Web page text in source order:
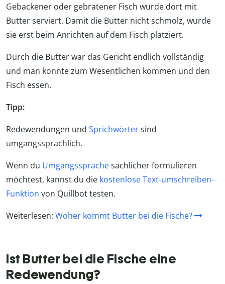
Gebackener oder gebratener Fisch wurde dort mit
Butter serviert. Damit die Butter nicht schmolz, wurde
sie erst beim Anrichten auf dem Fisch platziert.
Durch die Butter war das Gericht endlich vollständig
und man konnte zum Wesentlichen kommen und den
Fisch essen.
Tipp:
Redewendungen und Sprichwörtersind
umgangssprachlich.
Wenn du Umgangssprachesachlicher formulieren
möchtest, kannst du die kostenlose Text-umschreiben-
Funktion von Quillbot testen.
Weiterlesen: Woher kommt Butter bei die Fische?
Ist Butter bei die Fische eine
Redewendung?